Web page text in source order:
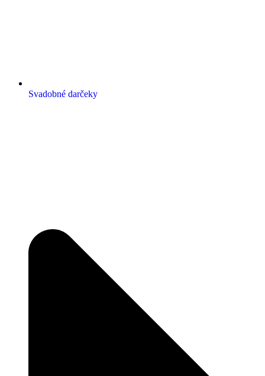
Svadobné darčeky